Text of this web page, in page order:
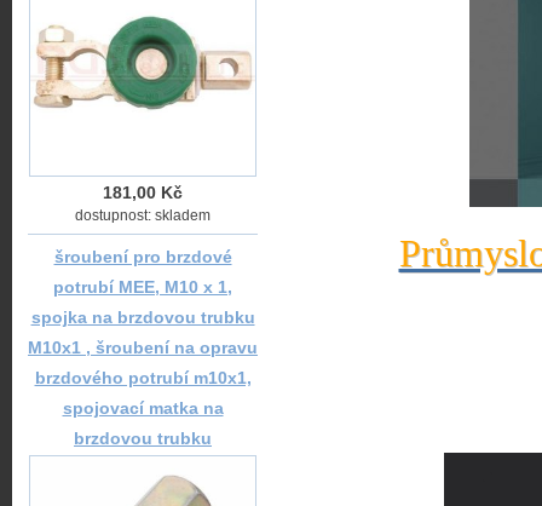
181,00 Kč
dostupnost: skladem
šroubení pro brzdové
potrubí MEE, M10 x 1,
spojka na brzdovou trubku
M10x1 , šroubení na opravu
brzdového potrubí m10x1,
spojovací matka na
brzdovou trubku